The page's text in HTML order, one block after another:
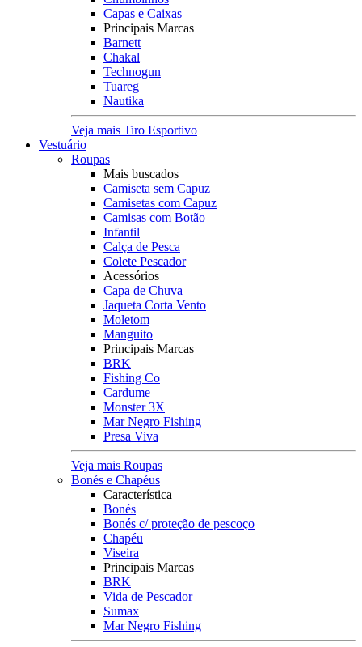
Capas e Caixas
Principais Marcas
Barnett
Chakal
Technogun
Tuareg
Nautika
Veja mais Tiro Esportivo
Vestuário
Roupas
Mais buscados
Camiseta sem Capuz
Camisetas com Capuz
Camisas com Botão
Infantil
Calça de Pesca
Colete Pescador
Acessórios
Capa de Chuva
Jaqueta Corta Vento
Moletom
Manguito
Principais Marcas
BRK
Fishing Co
Cardume
Monster 3X
Mar Negro Fishing
Presa Viva
Veja mais Roupas
Bonés e Chapéus
Característica
Bonés
Bonés c/ proteção de pescoço
Chapéu
Viseira
Principais Marcas
BRK
Vida de Pescador
Sumax
Mar Negro Fishing